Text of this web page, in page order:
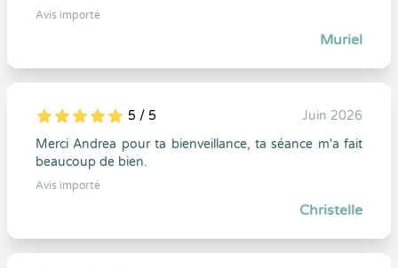
Avis importé
Muriel
5
1
5
0 5 / 5
Juin 2026
Merci Andrea pour ta bienveillance, ta séance m'a fait
beaucoup de bien.
Avis importé
Christelle